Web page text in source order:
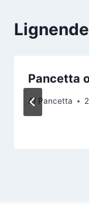
Pancetta
Af Pancetta